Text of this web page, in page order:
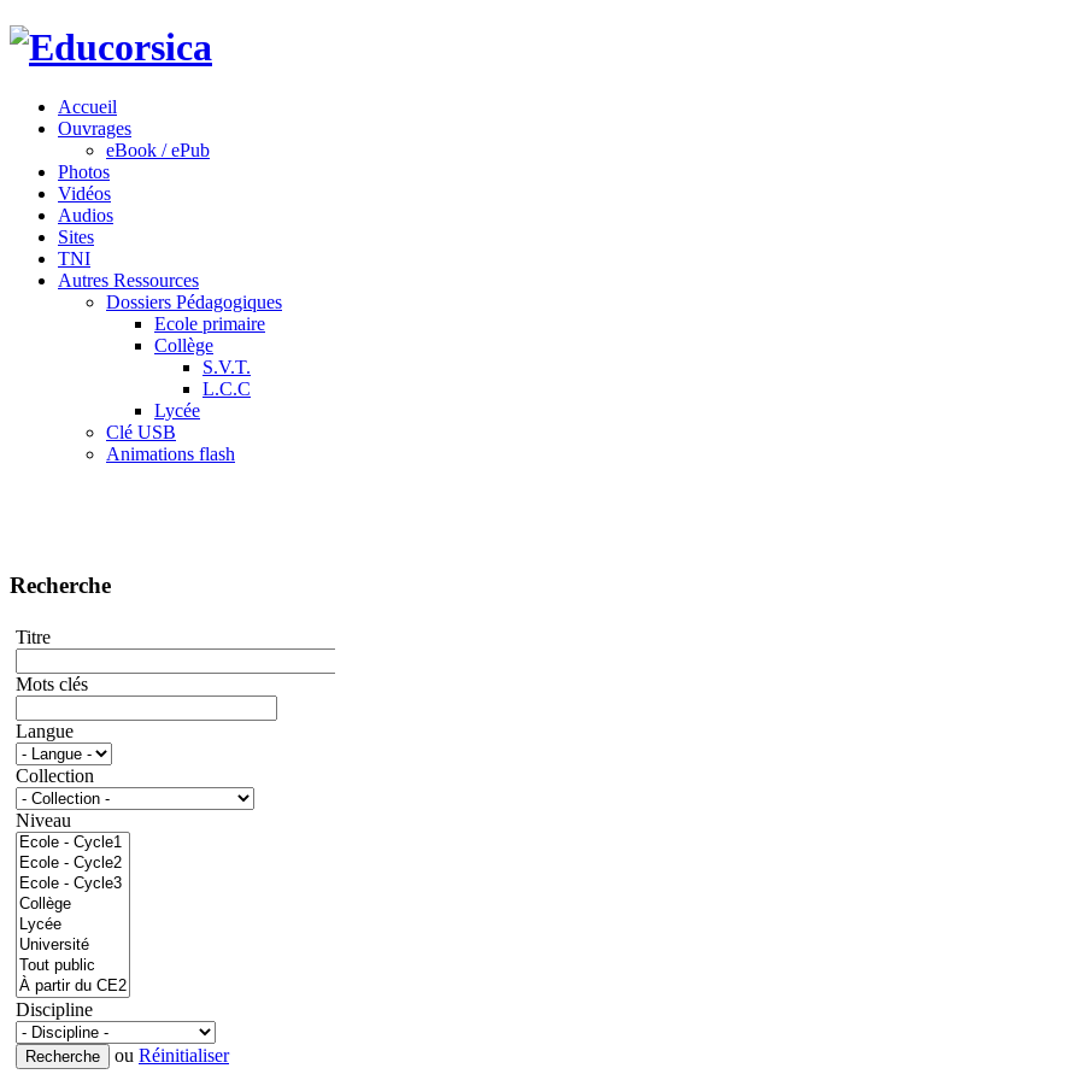
Accueil
Ouvrages
eBook / ePub
Photos
Vidéos
Audios
Sites
TNI
Autres Ressources
Dossiers Pédagogiques
Ecole primaire
Collège
S.V.T.
L.C.C
Lycée
Clé USB
Animations flash
Recherche
Titre
Mots clés
Langue
Collection
Niveau
Discipline
ou Réinitialiser